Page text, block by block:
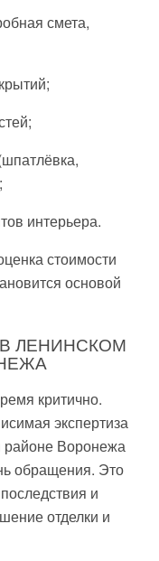
смета,
интерьера.
стоимости
основой
ЛЕНИНСКОМ
критично.
экспертиза
районе Воронежа
обращения. Это
и
отделки и